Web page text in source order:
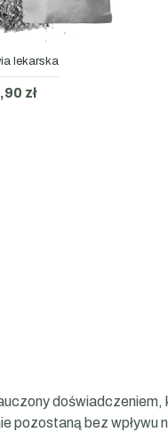
lekarska
zł
pozostaną bez wpływu